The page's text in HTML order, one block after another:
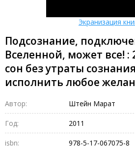
Экранизация
Подсознание,
Вселенной, может все!
сон без утраты
исполнить любое
Автор: Штейн Марат
Год: 2011
isbn: 978-5-17-067075-8